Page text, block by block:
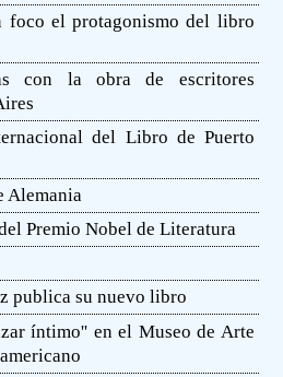
foco el protagonismo del libro
con la obra de escritores
del Libro de Puerto
Alemania
Premio Nobel de Literatura
publica su nuevo libro
íntimo'' en el Museo de Arte